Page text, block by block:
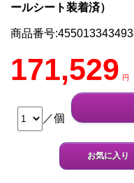
ールシート装着済）
商品番号
171,529 円
／個
お気に入り